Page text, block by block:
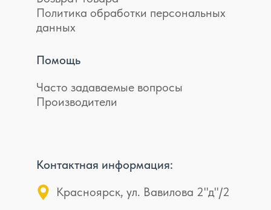
Политика обработки персональных
данных
Помощь
Часто задаваемые вопросы
Производители
Контактная информация:
Красноярск, ул. Вавилова 2"д"/2